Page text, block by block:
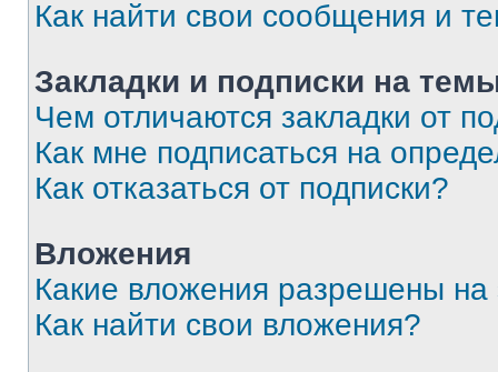
Как найти свои сообщения и
Закладки и подписки на
Чем отличаются закладки от
Как мне подписаться на
Как отказаться от подписки?
Вложения
Какие вложения разрешены
Как найти свои вложения?